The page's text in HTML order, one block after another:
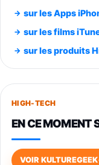
891,99€
749,99€
648,63€
sur les Apps
sur les films
sur les produits
HIGH-TECH
EN CE MOMENT
VOIR KULTUREGEEK